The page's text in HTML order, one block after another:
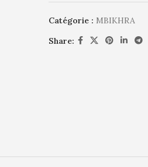
Catégorie : MBIKHRA
Share: